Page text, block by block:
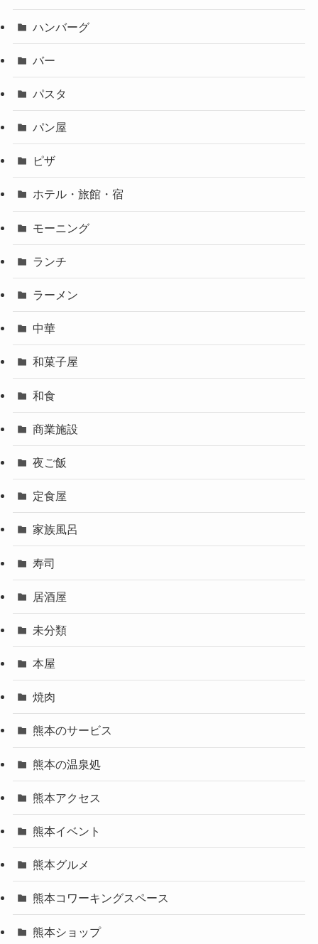
ハンバーグ
バー
パスタ
パン屋
ピザ
ホテル・旅館・宿
モーニング
ランチ
ラーメン
中華
和菓子屋
和食
商業施設
夜ご飯
定食屋
家族風呂
寿司
居酒屋
未分類
本屋
焼肉
熊本のサービス
熊本の温泉処
熊本アクセス
熊本イベント
熊本グルメ
熊本コワーキングスペース
熊本ショップ